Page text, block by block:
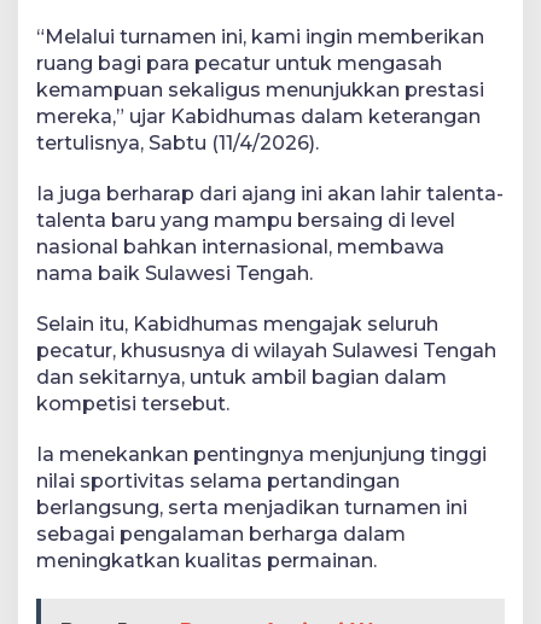
“Melalui turnamen ini, kami ingin memberikan
ruang bagi para pecatur untuk mengasah
kemampuan sekaligus menunjukkan prestasi
mereka,” ujar Kabidhumas dalam keterangan
tertulisnya, Sabtu (11/4/2026).
Ia juga berharap dari ajang ini akan lahir talenta-
talenta baru yang mampu bersaing di level
nasional bahkan internasional, membawa
nama baik Sulawesi Tengah.
Selain itu, Kabidhumas mengajak seluruh
pecatur, khususnya di wilayah Sulawesi Tengah
dan sekitarnya, untuk ambil bagian dalam
kompetisi tersebut.
Ia menekankan pentingnya menjunjung tinggi
nilai sportivitas selama pertandingan
berlangsung, serta menjadikan turnamen ini
sebagai pengalaman berharga dalam
meningkatkan kualitas permainan.